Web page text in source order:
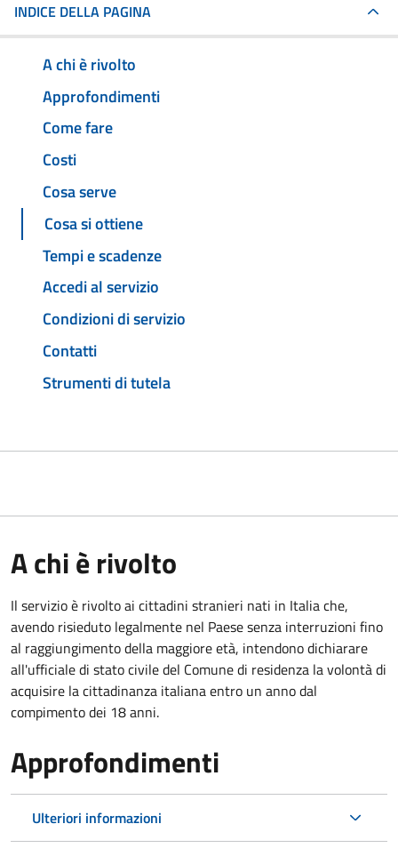
INDICE DELLA PAGINA
A chi è rivolto
Approfondimenti
Come fare
Costi
Cosa serve
Cosa si ottiene
Tempi e scadenze
Accedi al servizio
Condizioni di servizio
Contatti
Strumenti di tutela
A chi è rivolto
Il servizio è rivolto ai cittadini stranieri nati in Italia che,
avendo risieduto legalmente nel Paese senza interruzioni fino
al raggiungimento della maggiore età, intendono dichiarare
all'ufficiale di stato civile del Comune di residenza la volontà di
acquisire la cittadinanza italiana entro un anno dal
compimento dei 18 anni.
Approfondimenti
Ulteriori informazioni